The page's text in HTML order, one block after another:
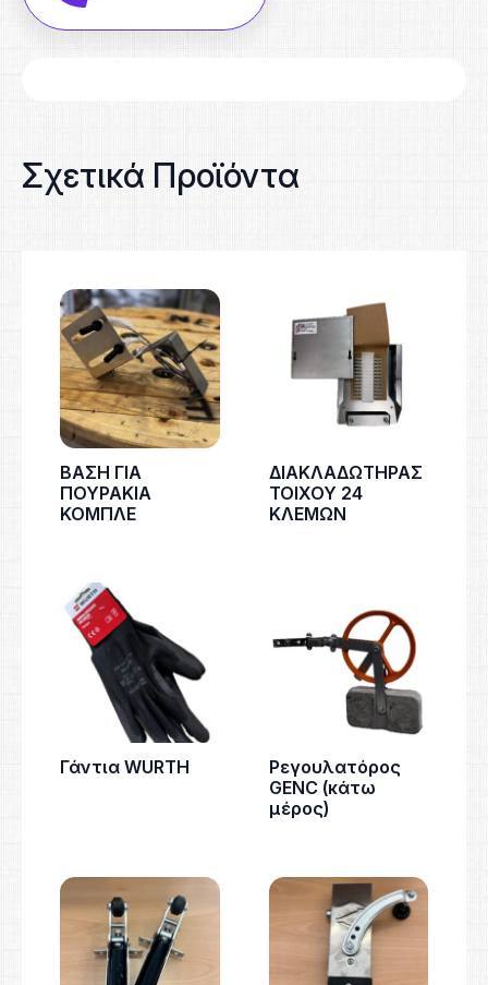
Σχετικά Προϊόντα
ΒΑΣΗ ΓΙΑ
ΠΟΥΡΑΚΙΑ
ΚΟΜΠΛΕ
ΔΙΑΚΛΑΔΩΤΗΡΑΣ
ΤΟΙΧΟΥ 24
ΚΛΕΜΩΝ
Γάντια WURTH
Ρεγουλατόρος
GENC (κάτω
μέρος)